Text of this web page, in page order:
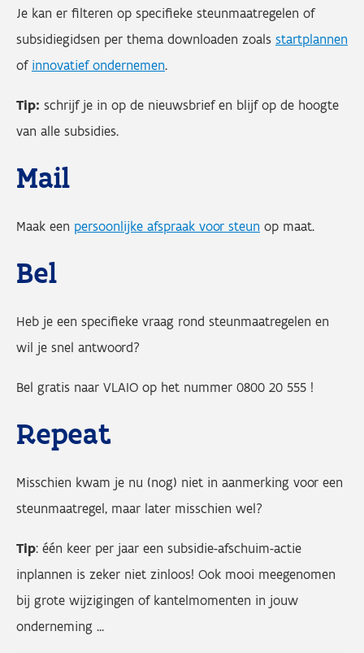
Je kan er filteren op specifieke steunmaatregelen of
subsidiegidsen per thema downloaden zoals startplannen
of innovatief ondernemen.
Tip: schrijf je in op de nieuwsbrief en blijf op de hoogte
van alle subsidies.
Mail
Maak een persoonlijke afspraak voor steun op maat.
Bel
Heb je een specifieke vraag rond steunmaatregelen en
wil je snel antwoord?
Bel gratis naar VLAIO op het nummer 0800 20 555 !
Repeat
Misschien kwam je nu (nog) niet in aanmerking voor een
steunmaatregel, maar later misschien wel?
Tip: één keer per jaar een subsidie-afschuim-actie
inplannen is zeker niet zinloos! Ook mooi meegenomen
bij grote wijzigingen of kantelmomenten in jouw
onderneming ...